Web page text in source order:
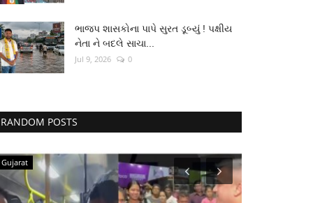
ભાજપ શાસકોના પાપે સુરત ડૂબ્યું ! પક્ષીય
નેતા ને બદલે સાચા...
Jul 9, 2026 0
RANDOM POSTS
Gujarat